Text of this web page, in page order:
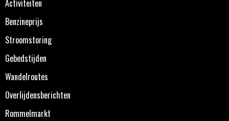
Activiteiten
Benzineprijs
Stroomstoring
Gebedstijden
Wandelroutes
Overlijdensberichten
Rommelmarkt